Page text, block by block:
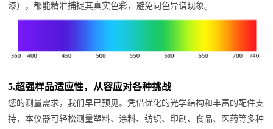
漆），都能精准捕捉其真实色彩，避免同色异谱现象。
5.超强样品适应性，从容应对各种挑战
您的测量需求，我们早已预见。凭借优化的光学结构和丰富的配件支
持，本仪器可轻松测量塑料、涂料、纺织、印刷、食品、医药等多种